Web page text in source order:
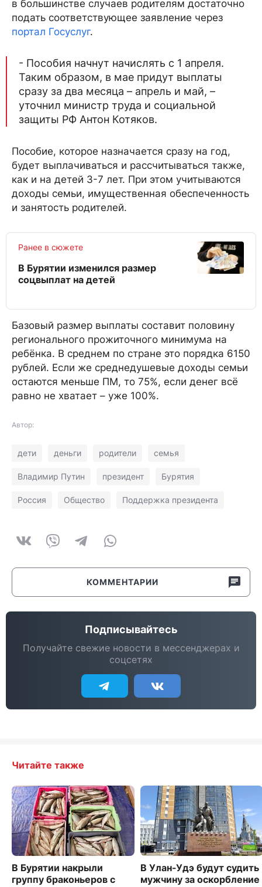
в большинстве случаев родителям достаточно
подать соответствующее заявление через
портал Госуслуг.
- Пособия начнут начислять с 1 апреля.
Таким образом, в мае придут выплаты
сразу за два месяца – апрель и май, –
уточнил министр труда и социальной
защиты РФ Антон Котяков.
Пособие, которое назначается сразу на год,
будет выплачиваться и рассчитываться также,
как и на детей 3-7 лет. При этом учитываются
доходы семьи, имущественная обеспеченность
и занятость родителей.
Ранее в сюжете
В Бурятии изменился размер
соцвыплат на детей
Базовый размер выплаты составит половину
регионального прожиточного минимума на
ребёнка. В среднем по стране это порядка 6150
рублей. Если же среднедушевые доходы семьи
остаются меньше ПМ, то 75%, если денег всё
равно не хватает – уже 100%.
Автор:
дети деньги родители семья
Владимир Путин президент Бурятия
Россия Общество Поддержка президента
КОММЕНТАРИИ
Подписывайтесь
Получайте свежие новости в мессенджерах и
соцсетях
Читайте также
В Бурятии накрыли
группу браконьеров с
В Улан-Удэ будут судить
мужчину за оскорбление